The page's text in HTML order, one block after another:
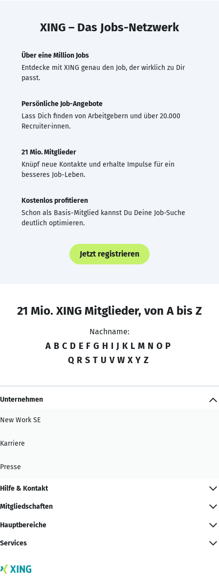
XING – Das Jobs-Netzwerk
Über eine Million Jobs
Entdecke mit XING genau den Job, der wirklich zu Dir
passt.
Persönliche Job-Angebote
Lass Dich finden von Arbeitgebern und über 20.000
Recruiter·innen.
21 Mio. Mitglieder
Knüpf neue Kontakte und erhalte Impulse für ein
besseres Job-Leben.
Kostenlos profitieren
Schon als Basis-Mitglied kannst Du Deine Job-Suche
deutlich optimieren.
Jetzt registrieren
21 Mio. XING Mitglieder, von A bis Z
Nachname:
A B C D E F G H I J K L M N O P
Q R S T U V W X Y Z
Unternehmen
New Work SE
Karriere
Presse
Hilfe & Kontakt
Mitgliedschaften
Hauptbereiche
Services